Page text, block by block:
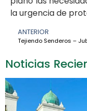
Noticias
la urgencia de
ANTERIOR